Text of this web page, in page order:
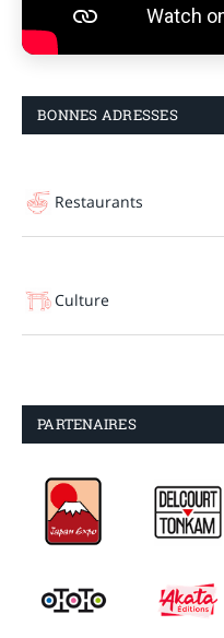
BONNES ADRESSES
Restaurants
Culture
PARTENAIRES